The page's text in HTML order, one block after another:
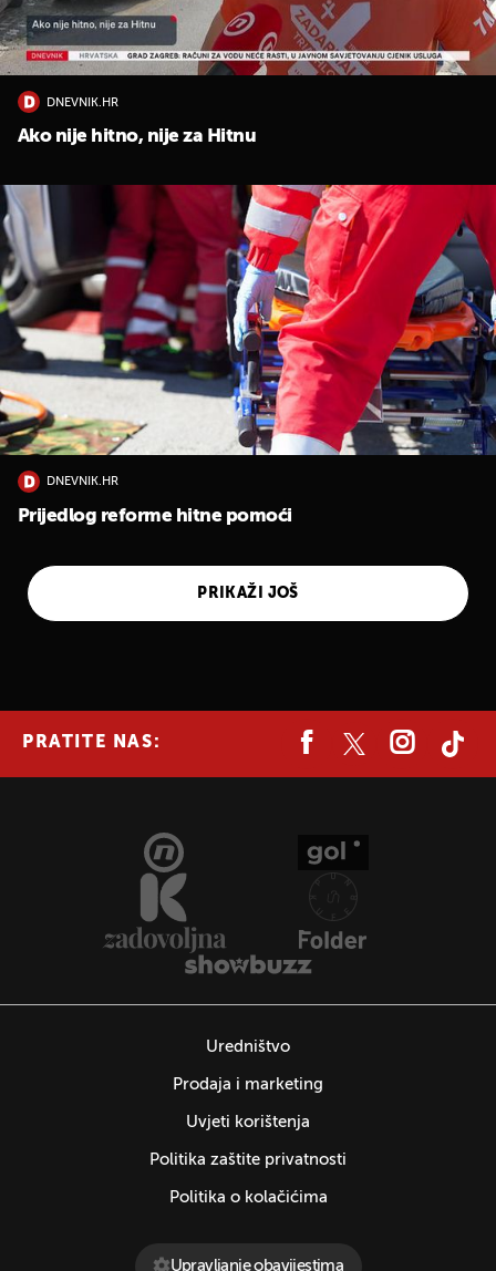
DNEVNIK.HR
Ako nije hitno, nije za Hitnu
DNEVNIK.HR
Prijedlog reforme hitne pomoći
PRIKAŽI JOŠ
PRATITE NAS:
Uredništvo
Prodaja i marketing
Uvjeti korištenja
Politika zaštite privatnosti
Politika o kolačićima
Upravljanje obavijestima